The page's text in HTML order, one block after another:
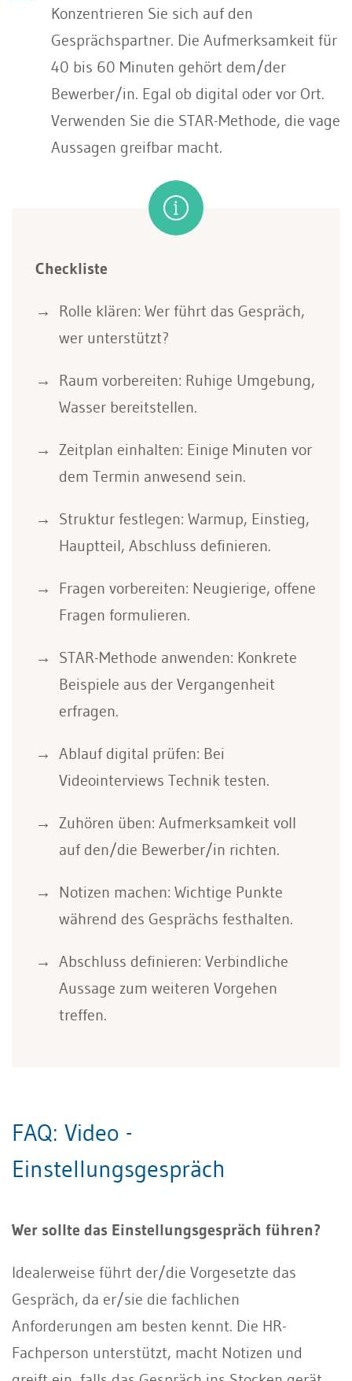
Konzentrieren Sie sich auf den
Gesprächspartner. Die Aufmerksamkeit für
40 bis 60 Minuten gehört dem/der
Bewerber/in. Egal ob digital oder vor Ort.
Verwenden Sie die STAR-Methode, die vage
Aussagen greifbar macht.
Checkliste
Rolle klären: Wer führt das Gespräch,
wer unterstützt?
Raum vorbereiten: Ruhige Umgebung,
Wasser bereitstellen.
Zeitplan einhalten: Einige Minuten vor
dem Termin anwesend sein.
Struktur festlegen: Warmup, Einstieg,
Hauptteil, Abschluss definieren.
Fragen vorbereiten: Neugierige, offene
Fragen formulieren.
STAR-Methode anwenden: Konkrete
Beispiele aus der Vergangenheit
erfragen.
Ablauf digital prüfen: Bei
Videointerviews Technik testen.
Zuhören üben: Aufmerksamkeit voll
auf den/die Bewerber/in richten.
Notizen machen: Wichtige Punkte
während des Gesprächs festhalten.
Abschluss definieren: Verbindliche
Aussage zum weiteren Vorgehen
treffen.
FAQ: Video -
Einstellungsgespräch
Wer sollte das Einstellungsgespräch führen?
Idealerweise führt der/die Vorgesetzte das
Gespräch, da er/sie die fachlichen
Anforderungen am besten kennt. Die HR-
Fachperson unterstützt, macht Notizen und